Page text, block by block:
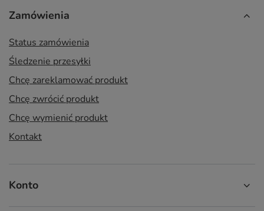
Zamówienia
Status zamówienia
Śledzenie przesyłki
Chcę zareklamować produkt
Chcę zwrócić produkt
Chcę wymienić produkt
Kontakt
Konto